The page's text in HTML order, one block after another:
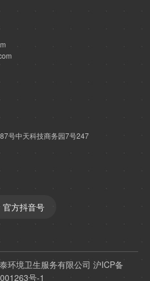
号中天科技商务园7号247
官方抖音号
环境卫生服务有限公司 沪ICP备
号-1